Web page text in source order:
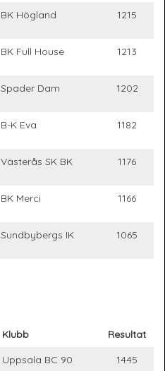
BK Högland 1215
BK Full House 1213
Spader Dam 1202
B-K Eva 1182
Västerås SK BK 1176
BK Merci 1166
Sundbybergs IK 1065
Klubb
Resultat
Uppsala BC 90 1445